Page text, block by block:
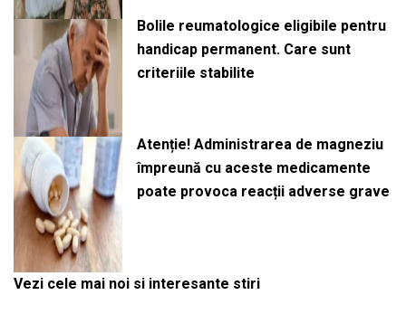
Bolile reumatologice eligibile pentru
handicap permanent. Care sunt
criteriile stabilite
Atenție! Administrarea de magneziu
împreună cu aceste medicamente
poate provoca reacții adverse grave
Vezi cele mai noi si interesante stiri